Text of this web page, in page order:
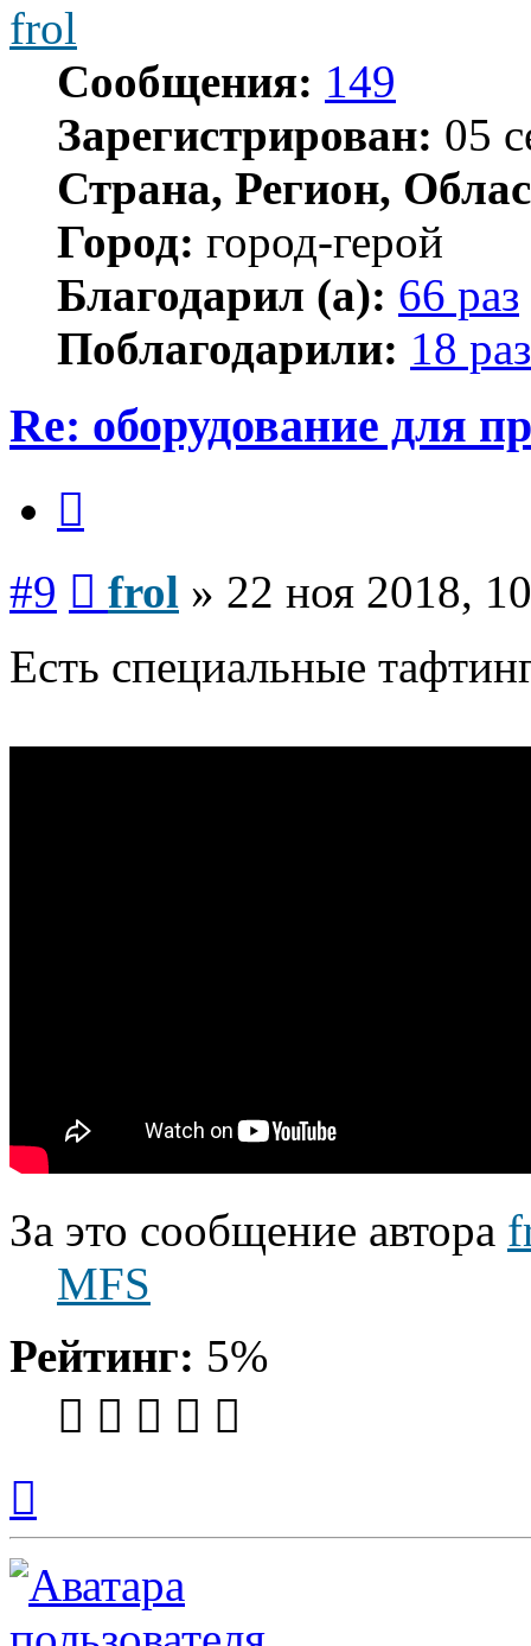
frol
Сообщения: 149
Зарегистрирован: 05
Страна, Регион,
Город: город-герой
Благодарил (а): 66 раз
Поблагодарили: 18 раз
Re: оборудование для
#9 frol » 22 ноя 2018,
Есть специальные
За это сообщение автора
MFS
Рейтинг: 5%
началу